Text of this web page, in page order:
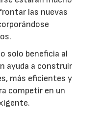
las nuevas
solo beneficia al
ayuda a construir
más eficientes y
competir en un